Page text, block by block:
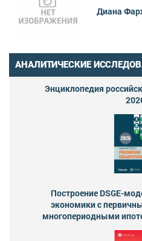
Диана
АНАЛИТИЧЕСКИЕ
Энциклопедия
Построение DSGE-
экономики с
многопериодными